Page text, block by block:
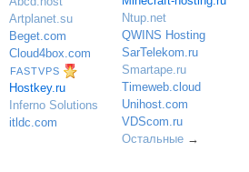
Artplanet.su
Beget.com
Cloud4box.com
FASTVPS
Hostkey.ru
Inferno Solutions
itldc.com
Ntup.net
QWINS Hosting
SarTelekom.ru
Smartape.ru
Timeweb.cloud
Unihost.com
VDScom.ru
Остальные→